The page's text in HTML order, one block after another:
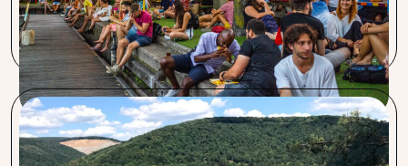
energie is gunstig en ook het aanbod in verzekeringen is
goed.
Club Benelux La-Roche-en-Ardenne